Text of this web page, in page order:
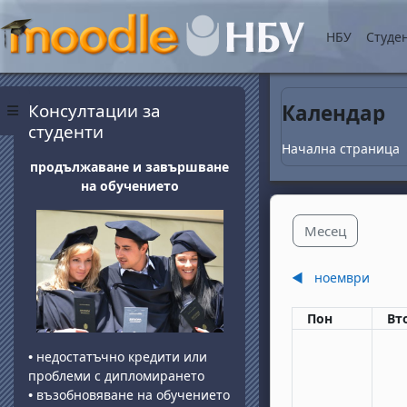
Прескочи на
Страничен панел
НБУ
Календар
Начална страница
Месец
◀︎ ноември
Понеделник
Пон
Блокове
Консултации за
студенти
продължаване и завършване
на обучението
• недостатъчно кредити или
проблеми с дипломирането
• възобновяване на обучението